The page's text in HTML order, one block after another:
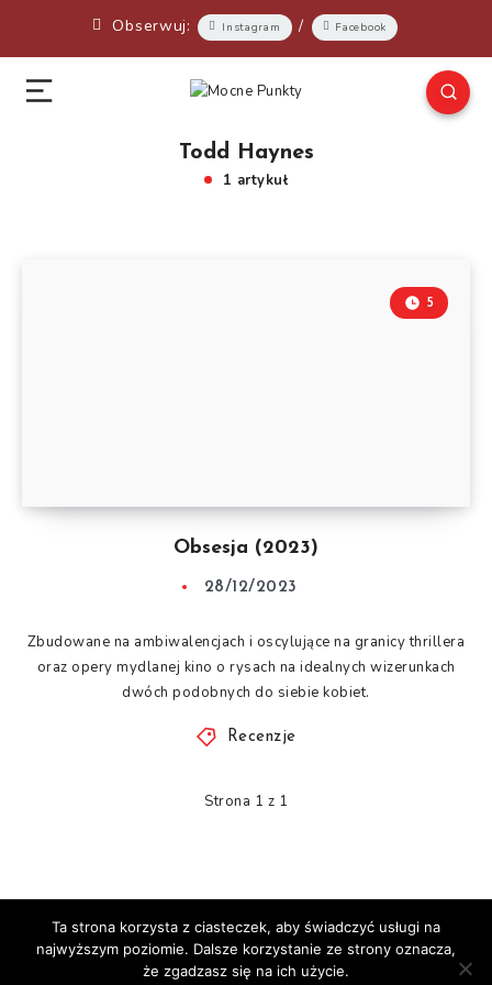
Obserwuj: Instagram / Facebook
Todd Haynes
1 artykuł
Obsesja (2023)
5
28/12/2023
Zbudowane na ambiwalencjach i oscylujące na granicy thrillera
oraz opery mydlanej kino o rysach na idealnych wizerunkach
dwóch podobnych do siebie kobiet.
Recenzje
Strona 1 z 1
© Mocne Punkty 2020-2025
Facebook Instagram
Ta strona korzysta z ciasteczek, aby świadczyć usługi na
najwyższym poziomie. Dalsze korzystanie ze strony oznacza,
że zgadzasz się na ich użycie.